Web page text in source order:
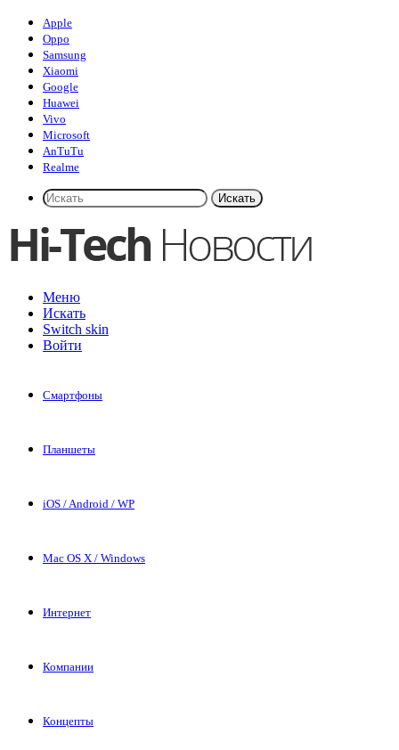
Apple
Oppo
Samsung
Xiaomi
Google
Huawei
Vivo
Microsoft
AnTuTu
Realme
Искать
Меню
Искать
Switch skin
Войти
Смартфоны
Планшеты
iOS / Android / WP
Mac OS X / Windows
Интернет
Компании
Концепты